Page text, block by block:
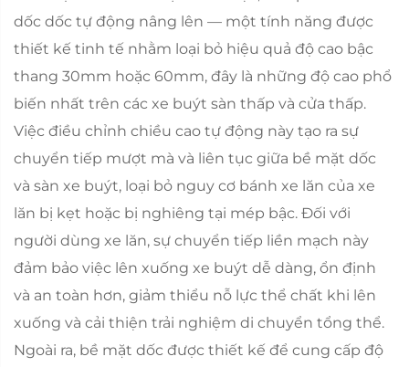
dốc dốc tự động nâng lên — một tính năng được
thiết kế tinh tế nhằm loại bỏ hiệu quả độ cao bậc
thang 30mm hoặc 60mm, đây là những độ cao phổ
biến nhất trên các xe buýt sàn thấp và cửa thấp.
Việc điều chỉnh chiều cao tự động này tạo ra sự
chuyển tiếp mượt mà và liên tục giữa bề mặt dốc
và sàn xe buýt, loại bỏ nguy cơ bánh xe lăn của xe
lăn bị kẹt hoặc bị nghiêng tại mép bậc. Đối với
người dùng xe lăn, sự chuyển tiếp liền mạch này
đảm bảo việc lên xuống xe buýt dễ dàng, ổn định
và an toàn hơn, giảm thiểu nỗ lực thể chất khi lên
xuống và cải thiện trải nghiệm di chuyển tổng thể.
Ngoài ra, bề mặt dốc được thiết kế để cung cấp độ